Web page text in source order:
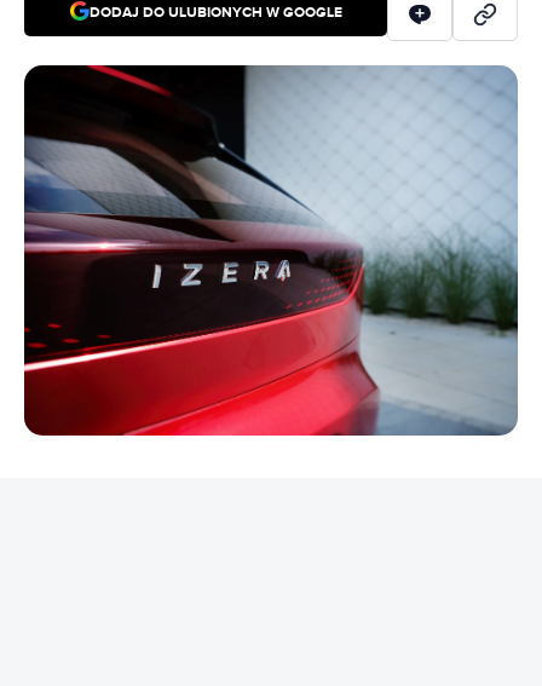
DODAJ DO ULUBIONYCH W GOOGLE